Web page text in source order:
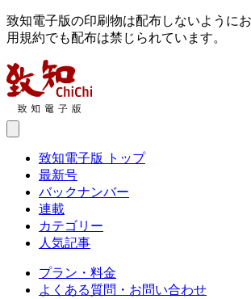
致知電子版の印刷物は配布しないように
用規約でも配布は禁じられています。
致知電子版 トップ
最新号
バックナンバー
連載
カテゴリー
人気記事
プラン・料金
よくある質問・お問い合わせ